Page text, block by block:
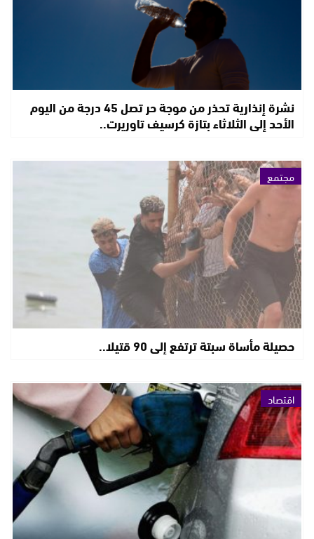
نشرة إنذارية تحذر من موجة حر تصل 45 درجة من اليوم
الأحد إلى الثلاثاء بتازة كرسيف تاوريرت..
مجتمع
حصيلة مأساة سبتة ترتفع إلى 90 قتيلا..
اقتصاد